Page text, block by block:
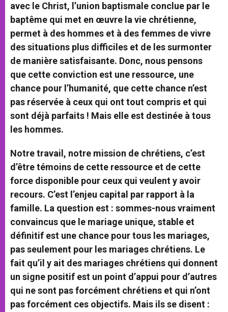
avec le Christ, l’union baptismale conclue par le
baptême qui met en œuvre la vie chrétienne,
permet à des hommes et à des femmes de vivre
des situations plus difficiles et de les surmonter
de manière satisfaisante. Donc, nous pensons
que cette conviction est une ressource, une
chance pour l’humanité, que cette chance n’est
pas réservée à ceux qui ont tout compris et qui
sont déjà parfaits ! Mais elle est destinée à tous
les hommes.
Notre travail, notre mission de chrétiens, c’est
d’être témoins de cette ressource et de cette
force disponible pour ceux qui veulent y avoir
recours. C’est l’enjeu capital par rapport à la
famille. La question est : sommes-nous vraiment
convaincus que le mariage unique, stable et
définitif est une chance pour tous les mariages,
pas seulement pour les mariages chrétiens. Le
fait qu’il y ait des mariages chrétiens qui donnent
un signe positif est un point d’appui pour d’autres
qui ne sont pas forcément chrétiens et qui n’ont
pas forcément ces objectifs. Mais ils se disent :